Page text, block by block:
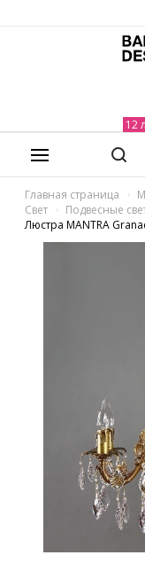
Главная страница
Свет
Подвесные
Люстра MANTRA